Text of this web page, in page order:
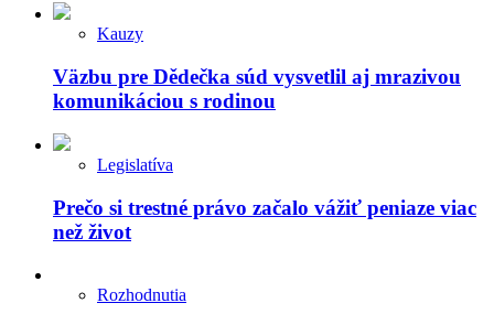
Kauzy
Väzbu pre Dědečka súd vysvetlil aj mrazivou
komunikáciou s rodinou
Legislatíva
Prečo si trestné právo začalo vážiť peniaze viac
než život
Rozhodnutia